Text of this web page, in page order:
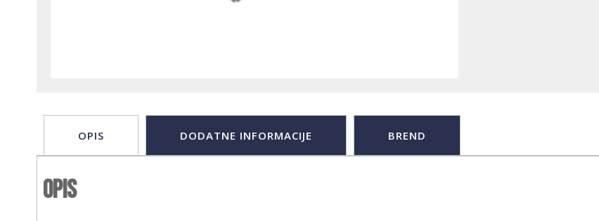
OPIS DODATNE INFORMACIJE BREND
Opis